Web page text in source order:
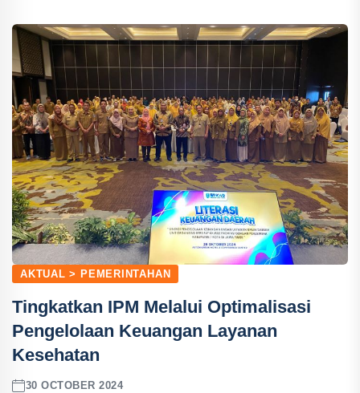
AKTUAL > PEMERINTAHAN
Tingkatkan IPM Melalui Optimalisasi
Pengelolaan Keuangan Layanan
Kesehatan
30 OCTOBER 2024